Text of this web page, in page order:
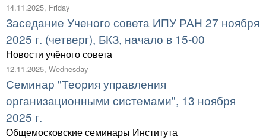
14.11.2025, Friday
Заседание Ученого совета ИПУ РАН 27 ноября
2025 г. (четверг), БКЗ, начало в 15-00
Новости учёного совета
12.11.2025, Wednesday
Семинар "Теория управления
организационными системами", 13 ноября
2025 г.
Общемосковские семинары Института